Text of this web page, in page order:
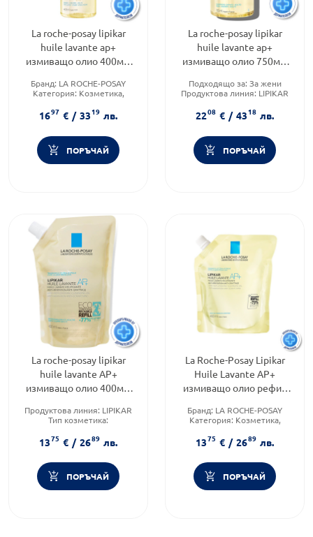
La roche-posay lipikar
huile lavante ap+
измиващо олио 400мл.
Бранд: LA ROCHE-POSAY
Категория: Козметика,
Продуктова линия: LIPIKAR
1697 € / 3319 лв.
ПОРЪЧАЙ
La roche-posay lipikar
huile lavante ap+
измиващо олио 750мл.
Подходящо за: За жени
Продуктова линия: LIPIKAR
2208 € / 4318 лв.
ПОРЪЧАЙ
La roche-posay lipikar
huile lavante AP+
измиващо олио 400мл.
30.10.2026 г.
Продуктова линия: LIPIKAR
Тип козметика:
Форма на продукта:олио
1375 € / 2689 лв.
ПОРЪЧАЙ
La Roche-Posay Lipikar
Huile Lavante AP+
измиващо олио рефил
Бранд: LA ROCHE-POSAY
Категория: Козметика,
Продуктова линия: LIPIKAR
1375 € / 2689 лв.
ПОРЪЧАЙ